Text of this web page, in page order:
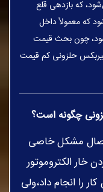
(2-12) گفته می‌شود، که بازدهی قلع
که معمولاً داخل
چون بحث قیمت
حلزونی کم قیمت
چگونه است؟
مشکل خاصی
خار الکتروموتور
را انجام داد،ولی